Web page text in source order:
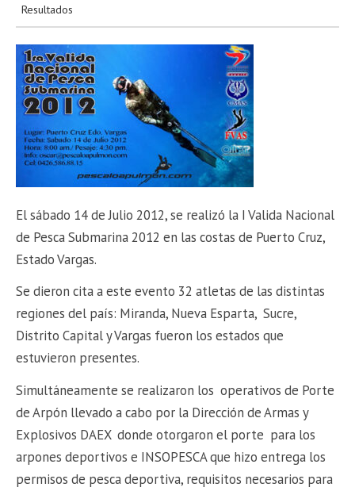
Resultados
El sábado 14 de Julio 2012, se realizó la I Valida Nacional
de Pesca Submarina 2012 en las costas de Puerto Cruz,
Estado Vargas.
Se dieron cita a este evento 32 atletas de las distintas
regiones del país: Miranda, Nueva Esparta, Sucre,
Distrito Capital y Vargas fueron los estados que
estuvieron presentes.
Simultáneamente se realizaron los operativos de Porte
de Arpón llevado a cabo por la Dirección de Armas y
Explosivos DAEX donde otorgaron el porte para los
arpones deportivos e INSOPESCA que hizo entrega los
permisos de pesca deportiva, requisitos necesarios para